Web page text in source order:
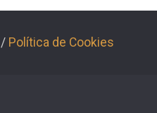
/ Política de Cookies